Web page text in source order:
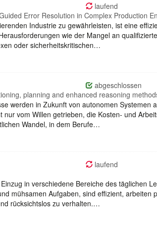
laufend
Error Resolution in Complex Production
Industrie zu gewährleisten, ist eine
wie der Mangel an
oder sicherheitskritischen…
abgeschlossen
planning and enhanced reasoning
werden in Zukunft von autonomen Systemen
vom Willen getrieben, die Kosten- und
Wandel, in dem Berufe…
laufend
in verschiedene Bereiche des täglichen
mühsamen Aufgaben, sind effizient, arbeiten
rücksichtslos zu verhalten.…